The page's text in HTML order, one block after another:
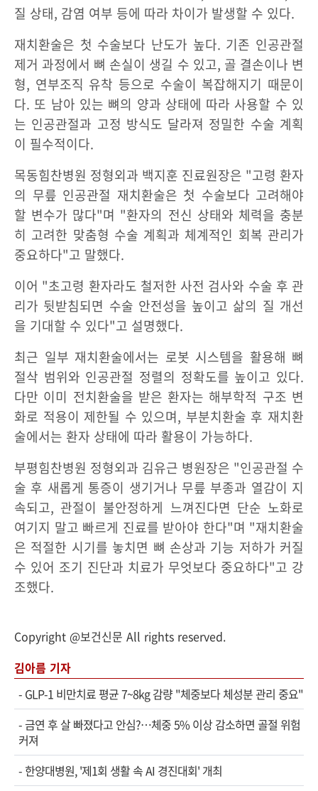
질 상태, 감염 여부 등에 따라 차이가 발생할 수 있다.
재치환술은 첫 수술보다 난도가 높다. 기존 인공관절
제거 과정에서 뼈 손실이 생길 수 있고, 골 결손이나 변
형, 연부조직 유착 등으로 수술이 복잡해지기 때문이
다. 또 남아 있는 뼈의 양과 상태에 따라 사용할 수 있
는 인공관절과 고정 방식도 달라져 정밀한 수술 계획
이 필수적이다.
목동힘찬병원 정형외과 백지훈 진료원장은 "고령 환자
의 무릎 인공관절 재치환술은 첫 수술보다 고려해야
할 변수가 많다"며 "환자의 전신 상태와 체력을 충분
히 고려한 맞춤형 수술 계획과 체계적인 회복 관리가
중요하다"고 말했다.
이어 "초고령 환자라도 철저한 사전 검사와 수술 후 관
리가 뒷받침되면 수술 안전성을 높이고 삶의 질 개선
을 기대할 수 있다"고 설명했다.
최근 일부 재치환술에서는 로봇 시스템을 활용해 뼈
절삭 범위와 인공관절 정렬의 정확도를 높이고 있다.
다만 이미 전치환술을 받은 환자는 해부학적 구조 변
화로 적용이 제한될 수 있으며, 부분치환술 후 재치환
술에서는 환자 상태에 따라 활용이 가능하다.
부평힘찬병원 정형외과 김유근 병원장은 "인공관절 수
술 후 새롭게 통증이 생기거나 무릎 부종과 열감이 지
속되고, 관절이 불안정하게 느껴진다면 단순 노화로
여기지 말고 빠르게 진료를 받아야 한다"며 "재치환술
은 적절한 시기를 놓치면 뼈 손상과 기능 저하가 커질
수 있어 조기 진단과 치료가 무엇보다 중요하다"고 강
조했다.
Copyright @보건신문 All rights reserved.
김아름 기자
- GLP-1 비만치료 평균 7~8kg 감량 "체중보다 체성분 관리 중요"
-금연 후 살 빠졌다고 안심?…체중 5% 이상 감소하면 골절 위험
커져
- 한양대병원, '제1회 생활 속 AI 경진대회' 개최